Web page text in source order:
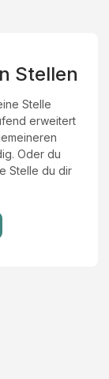
Stellen
Stelle
erweitert
Oder du
Stelle du dir